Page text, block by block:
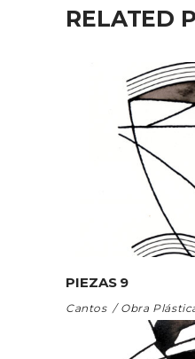
RELATED
PIEZAS 9
Cantos Obra